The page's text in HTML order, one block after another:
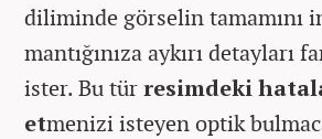
diliminde görselin tamamını
mantığınıza aykırı detayları
ister. Bu türresimdeki
etmenizi isteyen optik